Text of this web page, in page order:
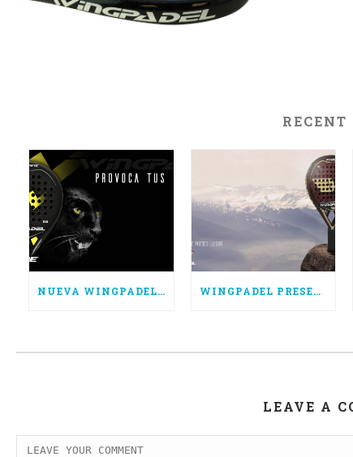
RECENT
NUEVA WINGPADEL AIR HURRICANE, POTENCIA PURA WINGPADEL PRESENTA LAS NUEVAS AIR FORCE 3.0
LEAVE A